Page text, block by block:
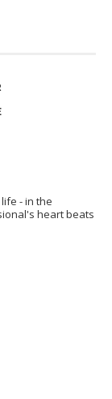
- in the
heart beats